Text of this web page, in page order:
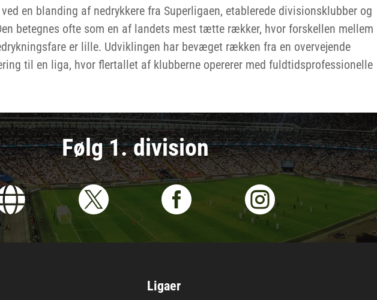
en blanding af nedrykkere fra Superligaen, etablerede divisionsklubber og
betegnes ofte som en af landets mest tætte rækker, hvor forskellen mellem
er lille. Udviklingen har bevæget rækken fra en overvejende
til en liga, hvor flertallet af klubberne opererer med fuldtidsprofessionelle
Følg 1. division
  
Ligaer